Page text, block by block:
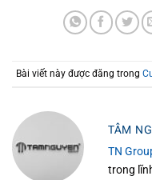
Bài viết này được đăng trong
TÂM
TN
trong